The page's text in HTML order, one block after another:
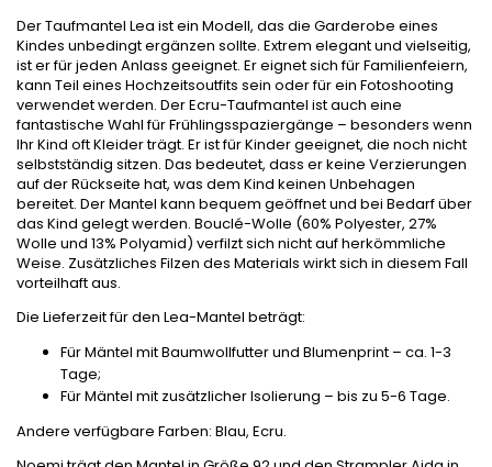
Der Taufmantel Lea ist ein Modell, das die Garderobe eines
Kindes unbedingt ergänzen sollte. Extrem elegant und vielseitig,
ist er für jeden Anlass geeignet. Er eignet sich für Familienfeiern,
kann Teil eines Hochzeitsoutfits sein oder für ein Fotoshooting
verwendet werden. Der Ecru-Taufmantel ist auch eine
fantastische Wahl für Frühlingsspaziergänge – besonders wenn
Ihr Kind oft Kleider trägt. Er ist für Kinder geeignet, die noch nicht
selbstständig sitzen. Das bedeutet, dass er keine Verzierungen
auf der Rückseite hat, was dem Kind keinen Unbehagen
bereitet. Der Mantel kann bequem geöffnet und bei Bedarf über
das Kind gelegt werden. Bouclé-Wolle (60% Polyester, 27%
Wolle und 13% Polyamid) verfilzt sich nicht auf herkömmliche
Weise. Zusätzliches Filzen des Materials wirkt sich in diesem Fall
vorteilhaft aus.
Die Lieferzeit für den Lea-Mantel beträgt:
Für Mäntel mit Baumwollfutter und Blumenprint – ca. 1-3
Tage;
Für Mäntel mit zusätzlicher Isolierung – bis zu 5-6 Tage.
Andere verfügbare Farben: Blau, Ecru.